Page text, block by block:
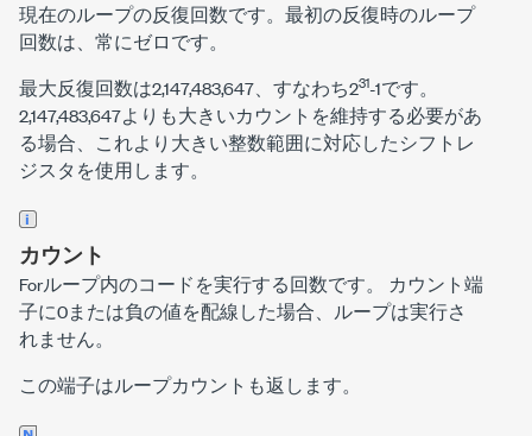
現在のループの反復回数です。最初の反復時のループ
回数は、常にゼロです。
最大反復回数は2,147,483,647、すなわち231-1です。
2,147,483,647よりも大きいカウントを維持する必要があ
る場合、これより大きい整数範囲に対応したシフトレ
ジスタを使用します。
カウント
Forループ内のコードを実行する回数です。
カウント端
子に0または負の値を配線した場合、ループは実行さ
れません。
この端子はループカウントも返します。